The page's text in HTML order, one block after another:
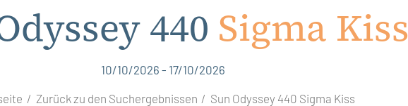
440 Sigma Kiss
10/10/2026 - 17/10/2026
Zurück zu den Suchergebnissen Sun Odyssey 440 Sigma Kiss